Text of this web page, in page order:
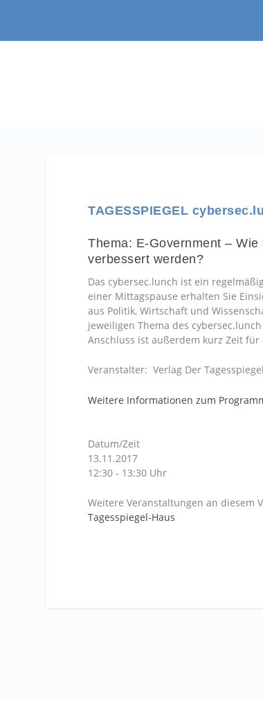
TAGESSPIEGEL
Thema: E-Government –
verbessert werden?
Das cybersec.lunch ist ein
einer Mittagspause erhalten Sie
aus Politik, Wirtschaft und
jeweiligen Thema des
Anschluss ist außerdem kurz Zeit
Veranstalter: Verlag Der
Weitere Informationen zum
Datum/Zeit
13.11.2017
12:30 - 13:30 Uhr
Weitere Veranstaltungen an diesem
Tagesspiegel-Haus